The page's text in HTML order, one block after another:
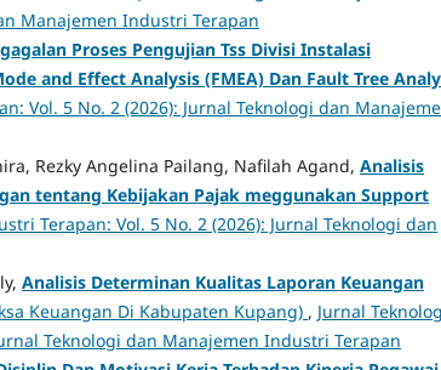
Manajemen Industri Terapan
Proses Pengujian Tss Divisi Instalasi
and Effect Analysis (FMEA) Dan Fault Tree
Vol. 5 No. 2 (2026): Jurnal Teknologi dan
Rezky Angelina Pailang, Nafilah Agand, Analisis
tentang Kebijakan Pajak meggunakan Support
Terapan: Vol. 5 No. 2 (2026): Jurnal Teknologi dan
Analisis Determinan Kualitas Laporan Keuangan
Keuangan Di Kabupaten Kupang) , Jurnal
Teknologi dan Manajemen Industri Terapan